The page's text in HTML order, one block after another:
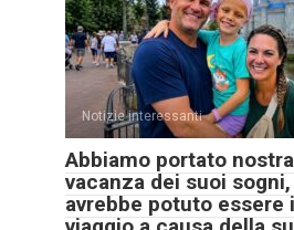
Notizie interessanti
Abbiamo portato
vacanza dei suoi
avrebbe potuto essere